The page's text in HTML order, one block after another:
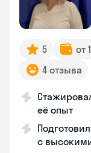
5 от
4 отзыва
её опыт
с